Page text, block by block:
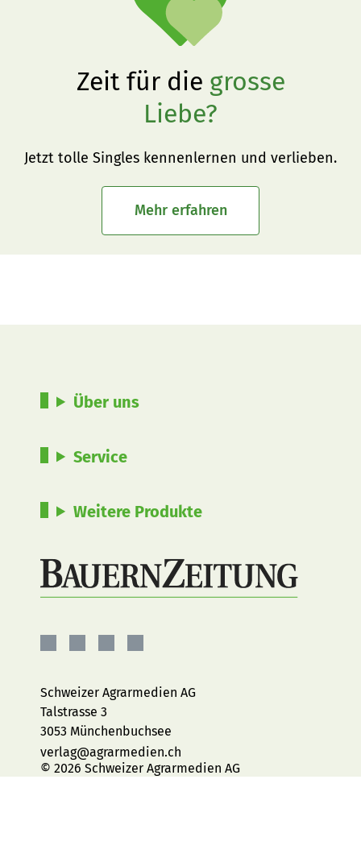
Zeit für die grosse
Liebe?
Jetzt tolle Singles kennenlernen und verlieben.
Mehr erfahren
Über uns
Service
Weitere Produkte
Facebook
Instagram
YouTubeLinkedIn
Schweizer Agrarmedien AG
Talstrasse 3
3053 Münchenbuchsee
verlag@agrarmedien.ch
© 2026 Schweizer Agrarmedien AG